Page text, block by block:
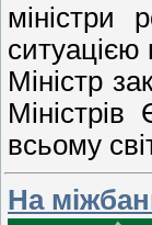
міністри
ситуацією
Міністр
всьому
На